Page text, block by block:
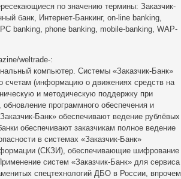
по значению термины: Заказчик-
банк, Интернет-Банкинг, on-line banking,
banking, phone banking, mobile-banking, WAP-
weltrade-:
компьютер. Системы «Заказчик-Банк»
счетам (информацию о движениях средств на
и методическую поддержку при
программного обеспечения и
Банк» обеспечивают ведение рублёвых
обеспечивают заказчикам полное ведение
в системах «Заказчик-Банк»
(СКЗИ), обеспечивающие шифрование
систем «Заказчик-Банк» для сервиса
спецтехнологий ДБО в России, впрочем